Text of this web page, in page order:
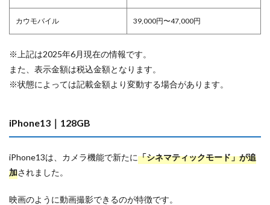
カウモバイル 39,000円〜47,000円
※上記は2025年6月現在の情報です。
また、表示金額は税込金額となります。
※状態によっては記載金額より変動する場合があります。
iPhone13｜128GB
iPhone13は、カメラ機能で新たに「シネマティックモード」が追
加されました。
映画のように動画撮影できるのが特徴です。